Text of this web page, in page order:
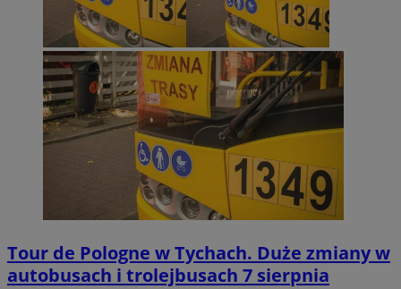
Tour de Pologne w Tychach. Duże zmiany w
autobusach i trolejbusach 7 sierpnia